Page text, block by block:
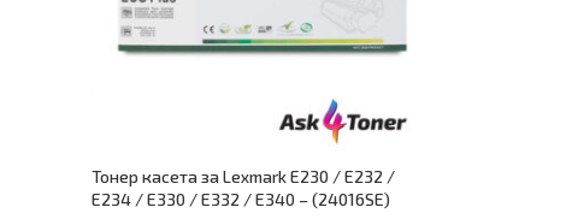
Тонер касета за Lexmark E230 / E232 /
E234 / E330 / E332 / E340 – (24016SE)